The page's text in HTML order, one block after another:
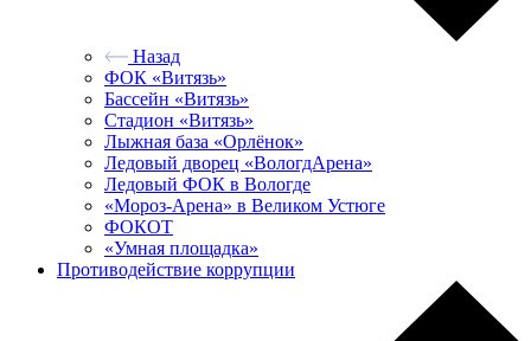
Назад
ФОК «Витязь»
Бассейн «Витязь»
Стадион «Витязь»
Лыжная база «Орлёнок»
Ледовый дворец «ВологдАрена»
Ледовый ФОК в Вологде
«Мороз-Арена» в Великом Устюге
ФОКОТ
«Умная площадка»
Противодействие коррупции